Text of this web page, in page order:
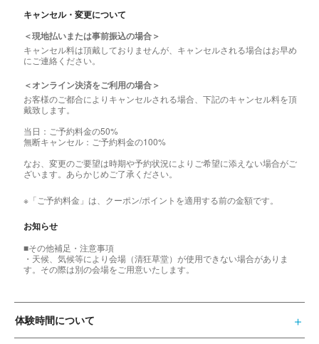
キャンセル・変更について
＜現地払いまたは事前振込の場合＞
キャンセル料は頂戴しておりませんが、キャンセルされる場合はお早め
にご連絡ください。
＜オンライン決済をご利用の場合＞
お客様のご都合によりキャンセルされる場合、下記のキャンセル料を頂
戴致します。
当日：ご予約料金の50%
無断キャンセル：ご予約料金の100%
なお、変更のご要望は時期や予約状況によりご希望に添えない場合がご
ざいます。あらかじめご了承ください。
※「ご予約料金」は、クーポン/ポイントを適用する前の金額です。
お知らせ
■その他補足・注意事項
・天候、気候等により会場（清狂草堂）が使用できない場合がありま
す。その際は別の会場をご用意いたします。
体験時間について